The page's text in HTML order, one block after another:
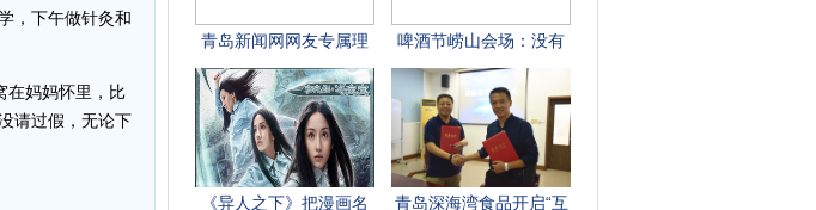
，下午做针灸和
妈妈怀里，比
请过假，无论下